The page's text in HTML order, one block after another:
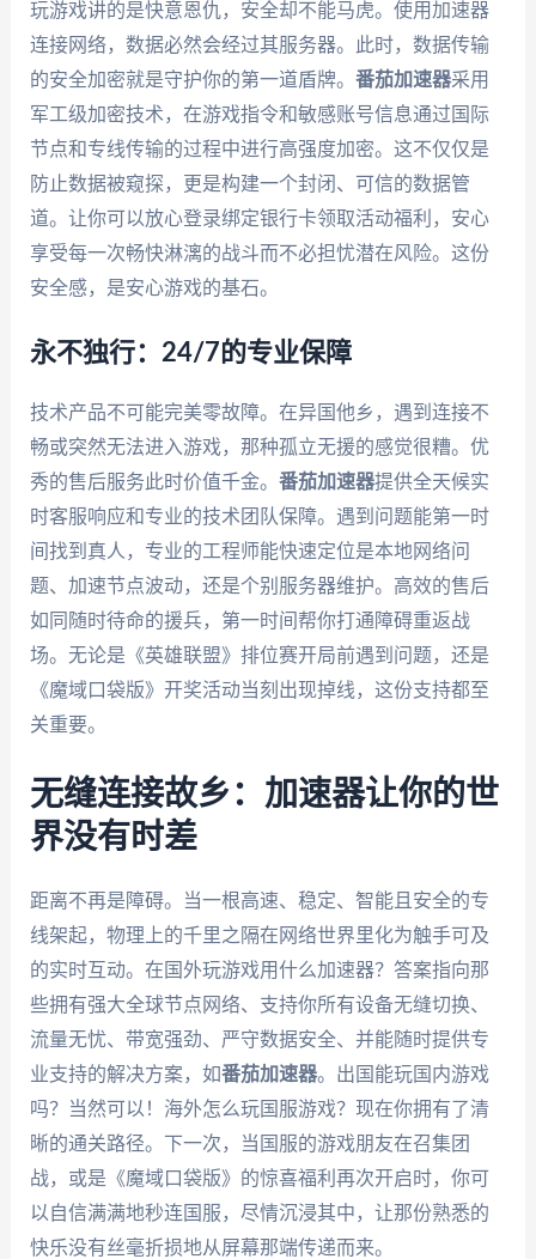
玩游戏讲的是快意恩仇，安全却不能马虎。使用加速器
连接网络，数据必然会经过其服务器。此时，数据传输
的安全加密就是守护你的第一道盾牌。 番茄加速器采用
军工级加密技术，在游戏指令和敏感账号信息通过国际
节点和专线传输的过程中进行高强度加密。这不仅仅是
防止数据被窥探，更是构建一个封闭、可信的数据管
道。让你可以放心登录绑定银行卡领取活动福利，安心
享受每一次畅快淋漓的战斗而不必担忧潜在风险。这份
安全感，是安心游戏的基石。
永不独行：24/7的专业保障
技术产品不可能完美零故障。在异国他乡，遇到连接不
畅或突然无法进入游戏，那种孤立无援的感觉很糟。优
秀的售后服务此时价值千金。 番茄加速器提供全天候实
时客服响应和专业的技术团队保障。遇到问题能第一时
间找到真人，专业的工程师能快速定位是本地网络问
题、加速节点波动，还是个别服务器维护。高效的售后
如同随时待命的援兵，第一时间帮你打通障碍重返战
场。无论是《英雄联盟》排位赛开局前遇到问题，还是
《魔域口袋版》开奖活动当刻出现掉线，这份支持都至
关重要。
无缝连接故乡：加速器让你的世
界没有时差
距离不再是障碍。当一根高速、稳定、智能且安全的专
线架起，物理上的千里之隔在网络世界里化为触手可及
的实时互动。在国外玩游戏用什么加速器？答案指向那
些拥有强大全球节点网络、支持你所有设备无缝切换、
流量无忧、带宽强劲、严守数据安全、并能随时提供专
业支持的解决方案，如番茄加速器。出国能玩国内游戏
吗？当然可以！海外怎么玩国服游戏？现在你拥有了清
晰的通关路径。下一次，当国服的游戏朋友在召集团
战，或是《魔域口袋版》的惊喜福利再次开启时，你可
以自信满满地秒连国服，尽情沉浸其中，让那份熟悉的
快乐没有丝毫折损地从屏幕那端传递而来。